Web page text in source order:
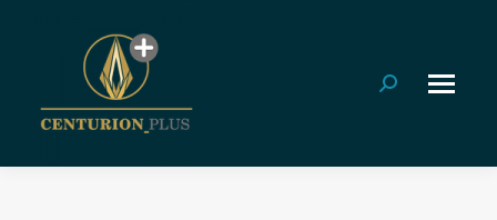
Search: